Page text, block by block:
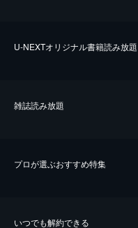
U-NEXTオリジナル書籍読み放題
雑誌読み放題
プロが選ぶおすすめ特集
いつでも解約できる